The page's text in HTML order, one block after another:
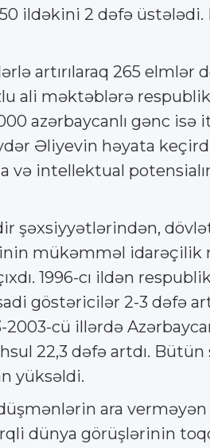
ildəkini 2 dəfə
artırılaraq 265 elmlər
ali məktəblərə
azərbaycanlı gənc
Əliyevin həyata
və intellektual
şəxsiyyətlərindən,
mükəmməl idarəçilik
1996-cı ildən
göstəricilər 2-3 dəfə
2003-cü illərdə
22,3 dəfə artdı.
yüksəldi.
ara
dünya görüşlərinin